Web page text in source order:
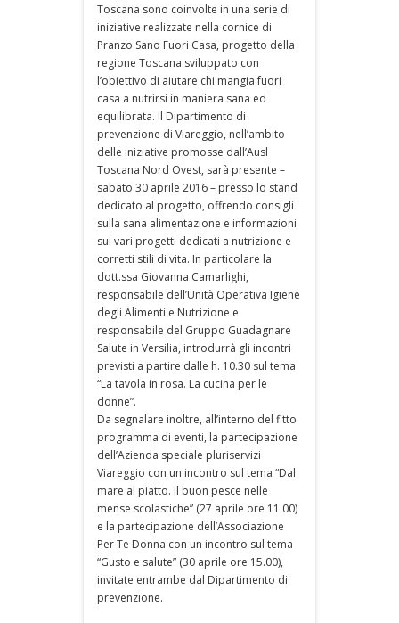
Toscana sono coinvolte in una serie di
iniziative realizzate nella cornice di
Pranzo Sano Fuori Casa, progetto della
regione Toscana sviluppato con
l’obiettivo di aiutare chi mangia fuori
casa a nutrirsi in maniera sana ed
equilibrata. Il Dipartimento di
prevenzione di Viareggio, nell’ambito
delle iniziative promosse dall’Ausl
Toscana Nord Ovest, sarà presente –
sabato 30 aprile 2016 – presso lo stand
dedicato al progetto, offrendo consigli
sulla sana alimentazione e informazioni
sui vari progetti dedicati a nutrizione e
corretti stili di vita. In particolare la
dott.ssa Giovanna Camarlighi,
responsabile dell’Unità Operativa Igiene
degli Alimenti e Nutrizione e
responsabile del Gruppo Guadagnare
Salute in Versilia, introdurrà gli incontri
previsti a partire dalle h. 10.30 sul tema
“La tavola in rosa. La cucina per le
donne”.
Da segnalare inoltre, all’interno del fitto
programma di eventi, la partecipazione
dell’Azienda speciale pluriservizi
Viareggio con un incontro sul tema “Dal
mare al piatto. Il buon pesce nelle
mense scolastiche” (27 aprile ore 11.00)
e la partecipazione dell’Associazione
Per Te Donna con un incontro sul tema
“Gusto e salute” (30 aprile ore 15.00),
invitate entrambe dal Dipartimento di
prevenzione.